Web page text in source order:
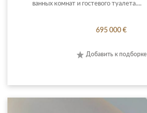
ванных комнат и гостевого туалета....
695 000 €
Добавить к подборке